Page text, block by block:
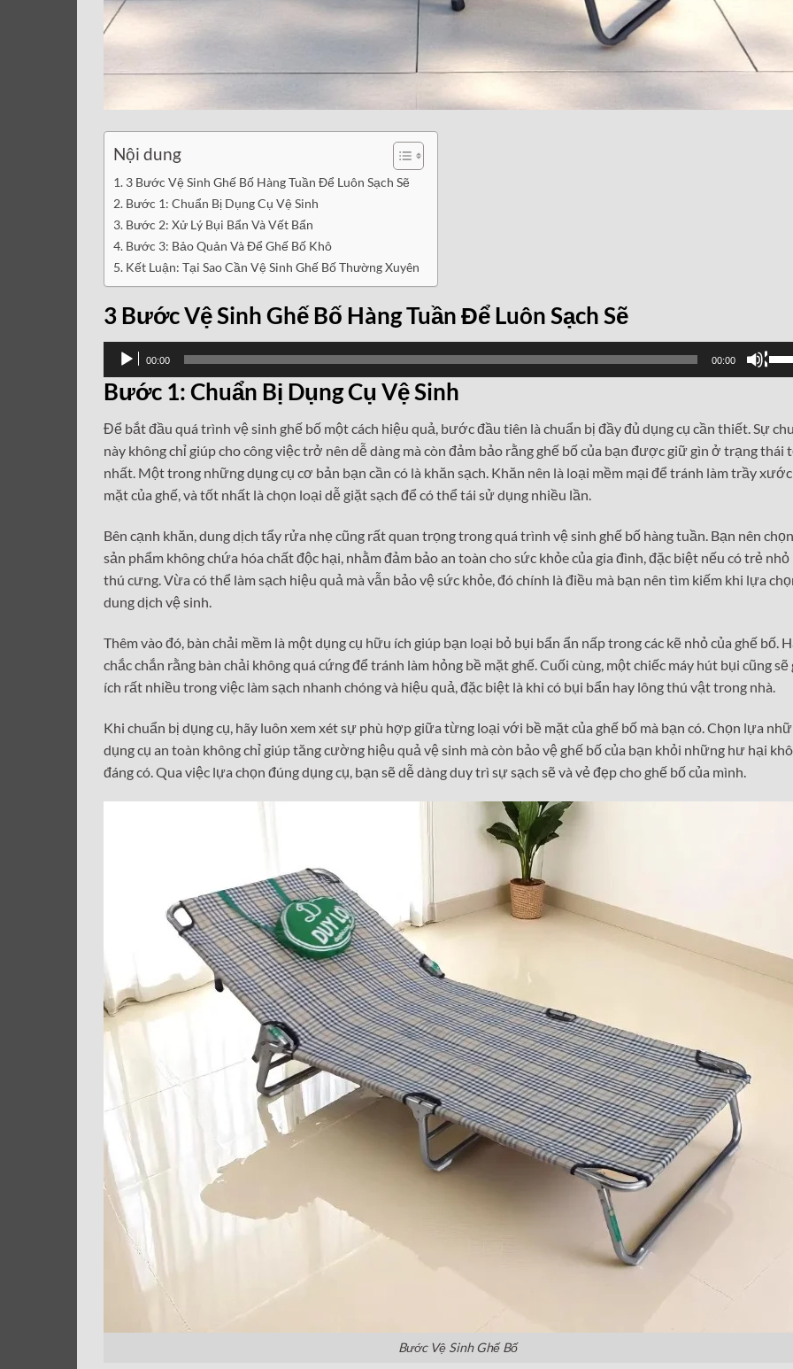
Nội dung
3 Bước Vệ Sinh Ghế Bố Hàng Tuần Để Luôn Sạch Sẽ
Bước 1: Chuẩn Bị Dụng Cụ Vệ Sinh
Bước 2: Xử Lý Bụi Bẩn Và Vết Bẩn
Bước 3: Bảo Quản Và Để Ghế Bố Khô
Kết Luận: Tại Sao Cần Vệ Sinh Ghế Bố Thường Xuyên
3 Bước Vệ Sinh Ghế Bố Hàng Tuần Để Luôn Sạch Sẽ
Trình
phát
âm
thanh
00:00 00:00
Bước 1: Chuẩn Bị Dụng Cụ Vệ Sinh
Để bắt đầu quá trình vệ sinh ghế bố một cách hiệu quả, bước đầu tiên là chuẩn bị đầy đủ dụng cụ cần thiết. Sự
này không chỉ giúp cho công việc trở nên dễ dàng mà còn đảm bảo rằng ghế bố của bạn được giữ gìn ở trạng thái
nhất. Một trong những dụng cụ cơ bản bạn cần có là khăn sạch. Khăn nên là loại mềm mại để tránh làm trầy
mặt của ghế, và tốt nhất là chọn loại dễ giặt sạch để có thể tái sử dụng nhiều lần.
Bên cạnh khăn, dung dịch tẩy rửa nhẹ cũng rất quan trọng trong quá trình vệ sinh ghế bố hàng tuần. Bạn nên
sản phẩm không chứa hóa chất độc hại, nhằm đảm bảo an toàn cho sức khỏe của gia đình, đặc biệt nếu có trẻ nhỏ
thú cưng. Vừa có thể làm sạch hiệu quả mà vẫn bảo vệ sức khỏe, đó chính là điều mà bạn nên tìm kiếm khi lựa
dung dịch vệ sinh.
Thêm vào đó, bàn chải mềm là một dụng cụ hữu ích giúp bạn loại bỏ bụi bẩn ẩn nấp trong các kẽ nhỏ của ghế bố.
chắc chắn rằng bàn chải không quá cứng để tránh làm hỏng bề mặt ghế. Cuối cùng, một chiếc máy hút bụi cũng sẽ
ích rất nhiều trong việc làm sạch nhanh chóng và hiệu quả, đặc biệt là khi có bụi bẩn hay lông thú vật trong nhà.
Khi chuẩn bị dụng cụ, hãy luôn xem xét sự phù hợp giữa từng loại với bề mặt của ghế bố mà bạn có. Chọn lựa
dụng cụ an toàn không chỉ giúp tăng cường hiệu quả vệ sinh mà còn bảo vệ ghế bố của bạn khỏi những hư hại
đáng có. Qua việc lựa chọn đúng dụng cụ, bạn sẽ dễ dàng duy trì sự sạch sẽ và vẻ đẹp cho ghế bố của mình.
Bước Vệ Sinh Ghế Bố